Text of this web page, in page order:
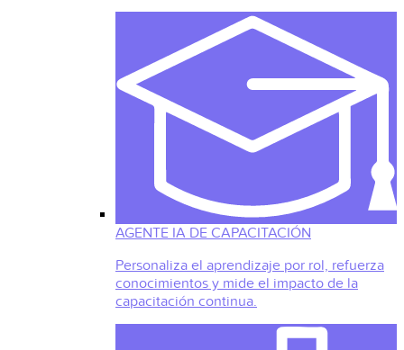
AGENTE IA DE CAPACITACIÓN
Personaliza el aprendizaje por rol, refuerza
conocimientos y mide el impacto de la
capacitación continua.